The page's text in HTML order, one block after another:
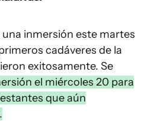
inmersión este martes
cadáveres de la
exitosamente. Se
el miércoles 20 para
que aún